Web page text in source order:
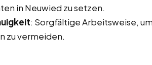
in Neuwied zu setzen.
: Sorgfältige Arbeitsweise,
zu vermeiden.